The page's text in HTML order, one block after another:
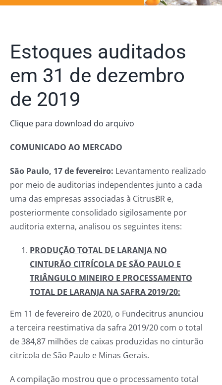
Estoques auditados
em 31 de dezembro
de 2019
Clique para download do arquivo
COMUNICADO AO MERCADO
São Paulo, 17 de fevereiro: Levantamento realizado
por meio de auditorias independentes junto a cada
uma das empresas associadas à CitrusBR e,
posteriormente consolidado sigilosamente por
auditoria externa, analisou os seguintes itens:
PRODUÇÃO TOTAL DE LARANJA NO
CINTURÃO CITRÍCOLA DE SÃO PAULO E
TRIÂNGULO MINEIRO E PROCESSAMENTO
TOTAL DE LARANJA NA SAFRA 2019/20:
Em 11 de fevereiro de 2020, o Fundecitrus anunciou
a terceira reestimativa da safra 2019/20 com o total
de 384,87 milhões de caixas produzidas no cinturão
citrícola de São Paulo e Minas Gerais.
A compilação mostrou que o processamento total